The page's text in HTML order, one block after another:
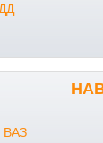
ВАЗ